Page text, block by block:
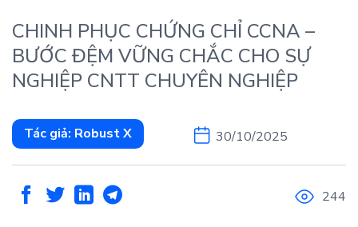
CHINH PHỤC CHỨNG CHỈ CCNA –
BƯỚC ĐỆM VỮNG CHẮC CHO SỰ
NGHIỆP CNTT CHUYÊN NGHIỆP
Tác giả: Robust X 30/10/2025
244